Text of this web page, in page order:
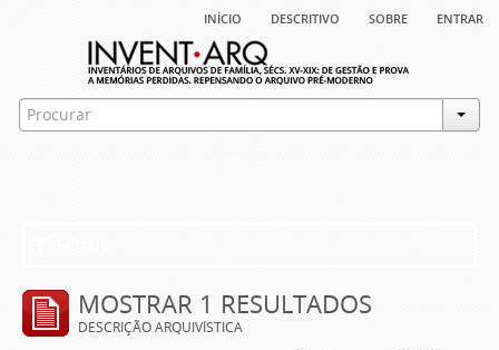
início descritivo sobre entrar
MOSTRAR 1 RESULTADOS
DESCRIÇÃO ARQUIVÍSTICA